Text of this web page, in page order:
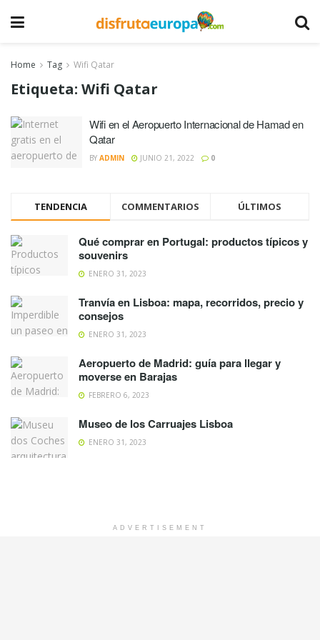
Home Tag Wifi Qatar
Etiqueta: Wifi Qatar
Wifi en el Aeropuerto Internacional de Hamad en
Qatar
BY ADMIN JUNIO 21, 2022 0
TENDENCIA COMMENTARIOS ÚLTIMOS
Qué comprar en Portugal: productos típicos y
souvenirs
ENERO 31, 2023
Tranvía en Lisboa: mapa, recorridos, precio y
consejos
ENERO 31, 2023
Aeropuerto de Madrid: guía para llegar y
moverse en Barajas
FEBRERO 6, 2023
Museo de los Carruajes Lisboa
ENERO 31, 2023
ADVERTISEMENT